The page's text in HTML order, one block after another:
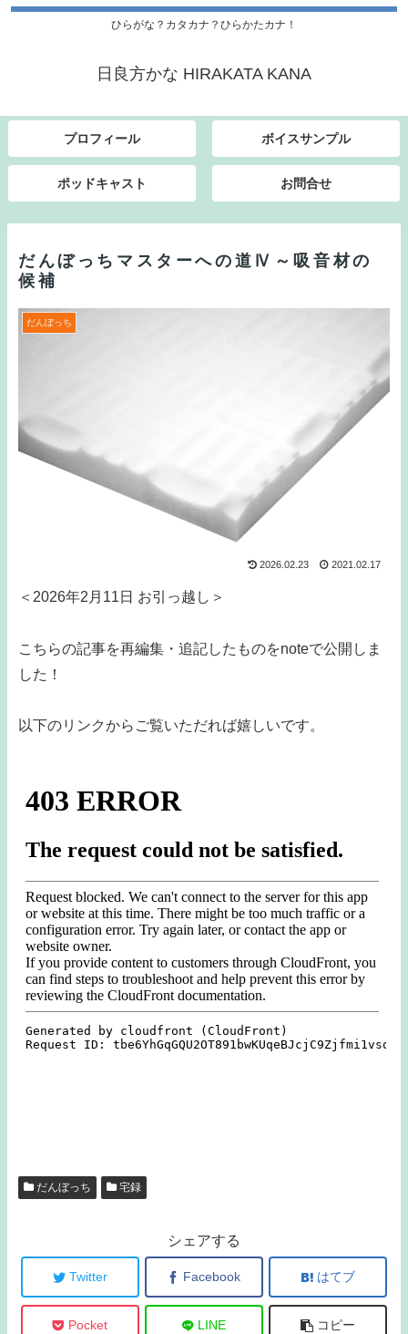
ひらがな？カタカナ？ひらかたカナ！
日良方かな HIRAKATA KANA
プロフィール ボイスサンプル
ポッドキャスト お問合せ
だんぼっちマスターへの道Ⅳ～吸音材の
候補
だんぼっち
2026.02.23 2021.02.17
＜2026年2月11日 お引っ越し＞
こちらの記事を再編集・追記したものをnoteで公開しま
した！
以下のリンクからご覧いただれば嬉しいです。
だんぼっち 宅録
シェアする
Twitter Facebook はてブ
Pocket LINE コピー